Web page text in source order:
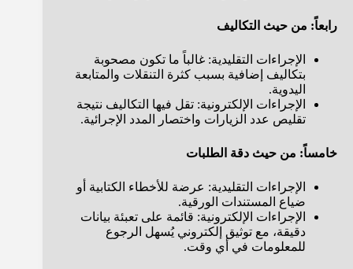
رابعاً: من حيث التكاليف
الإجراءات التقليدية: غالباً ما تكون مصحوبة
بتكاليف إضافية بسبب كثرة التنقلات والمتابعة
اليدوية.
الإجراءات الإلكترونية: تقل فيها التكاليف نتيجة
تقليص عدد الزيارات واختصار المدد الإجرائية.
خامساً: من حيث دقة الطلبات
الإجراءات التقليدية: عرضة للأخطاء الكتابية أو
ضياع المستندات الورقية.
الإجراءات الإلكترونية: قائمة على تعبئة بيانات
دقيقة، مع توثيق إلكتروني يُسهل الرجوع
للمعلومات في أي وقت.